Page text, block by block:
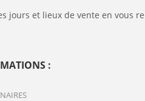
jours et lieux de vente en vous
: